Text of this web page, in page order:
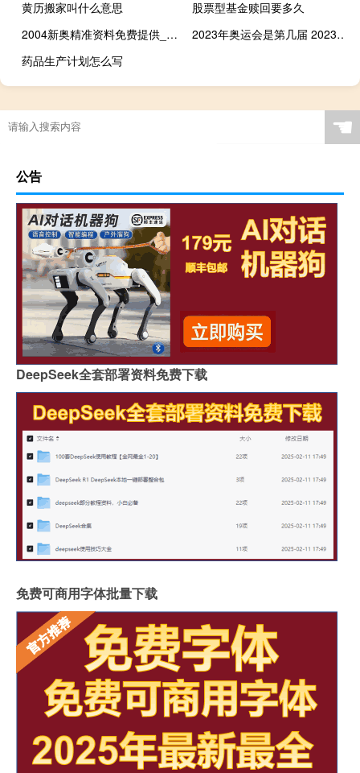
黄历搬家叫什么意思
股票型基金赎回要多久
2004新奥精准资料免费提供_智能AI深度解析_AI助手版g12.64.552
2023年奥运会是第几届 2023冬奥会在哪里举办
药品生产计划怎么写
☚
公告
DeepSeek全套部署资料免费下载
免费可商用字体批量下载